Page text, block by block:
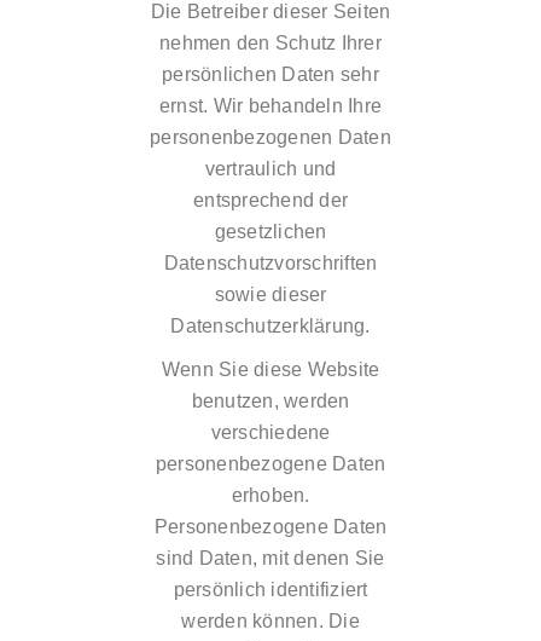
Die Betreiber dieser Seiten
nehmen den Schutz Ihrer
persönlichen Daten sehr
ernst. Wir behandeln Ihre
personenbezogenen Daten
vertraulich und
entsprechend der
gesetzlichen
Datenschutzvorschriften
sowie dieser
Datenschutzerklärung.
Wenn Sie diese Website
benutzen, werden
verschiedene
personenbezogene Daten
erhoben.
Personenbezogene Daten
sind Daten, mit denen Sie
persönlich identifiziert
werden können. Die